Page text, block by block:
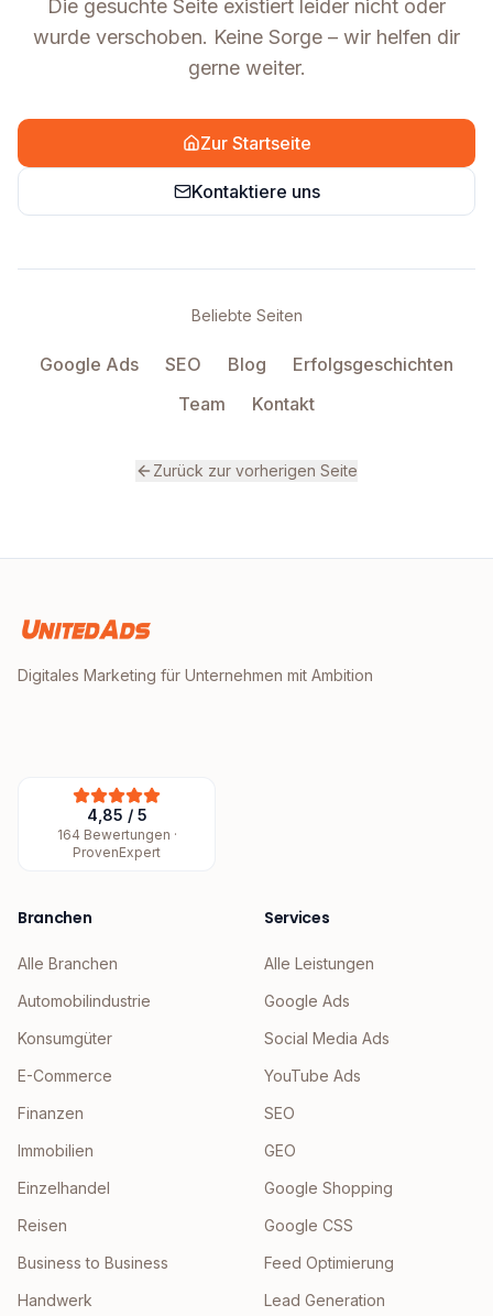
Die gesuchte Seite existiert leider nicht oder
wurde verschoben. Keine Sorge – wir helfen dir
gerne weiter.
Zur Startseite
Kontaktiere uns
Beliebte Seiten
Google Ads SEO Blog
Erfolgsgeschichten
Team
Kontakt
Zurück zur vorherigen Seite
Digitales Marketing für Unternehmen mit Ambition
4,85 / 5
164 Bewertungen ·
ProvenExpert
Branchen
Alle Branchen
Automobilindustrie
Konsumgüter
E-Commerce
Finanzen
Immobilien
Einzelhandel
Reisen
Business to Business
Handwerk
Services
Alle Leistungen
Google Ads
Social Media Ads
YouTube Ads
SEO
GEO
Google Shopping
Google CSS
Feed Optimierung
Lead Generation